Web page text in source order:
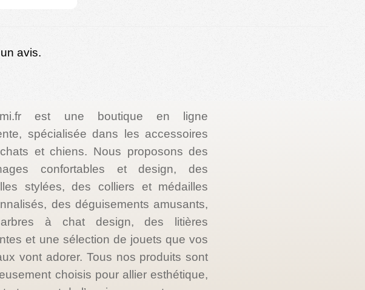
avis.
est une boutique en ligne
spécialisée dans les accessoires
et chiens. Nous proposons des
confortables et design, des
stylées, des colliers et médailles
des déguisements amusants,
à chat design, des litières
et une sélection de jouets que vos
vont adorer. Tous nos produits sont
choisis pour allier esthétique,